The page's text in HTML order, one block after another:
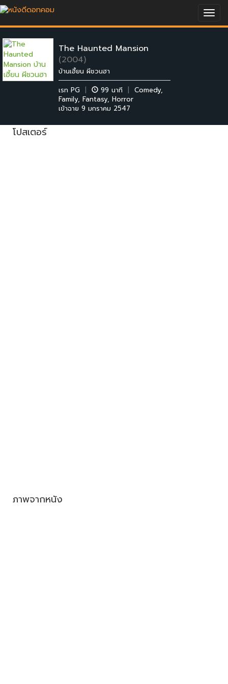
The Haunted Mansion
(2004)
บ้านเฮี้ยน ผีชวนฮา
เรท PG
| 99 นาที | Comedy,
Family, Fantasy, Horror
เข้าฉาย 9 มกราคม 2547
โปสเตอร์
ภาพจากหนัง